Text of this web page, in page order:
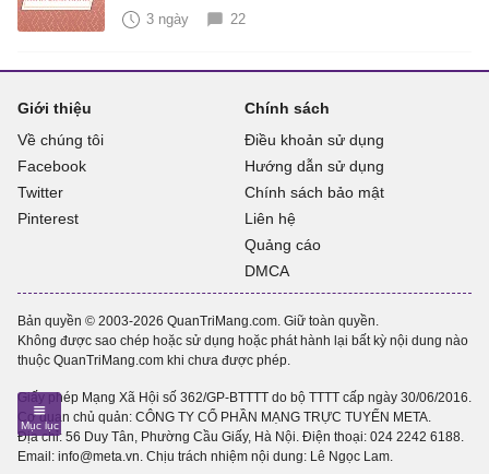
3 ngày 22
Giới thiệu
Về chúng tôi
Facebook
Twitter
Pinterest
Chính sách
Điều khoản sử dụng
Hướng dẫn sử dụng
Chính sách bảo mật
Liên hệ
Quảng cáo
DMCA
Bản quyền © 2003-2026 QuanTriMang.com. Giữ toàn quyền.
Không được sao chép hoặc sử dụng hoặc phát hành lại bất kỳ nội dung nào
thuộc QuanTriMang.com khi chưa được phép.
Giấy phép Mạng Xã Hội số 362/GP-BTTTT do bộ TTTT cấp ngày 30/06/2016.
Cơ quan chủ quản: CÔNG TY CỔ PHẦN MẠNG TRỰC TUYẾN META.
Địa chỉ: 56 Duy Tân, Phường Cầu Giấy, Hà Nội. Điện thoại: 024 2242 6188.
Email: info@meta.vn. Chịu trách nhiệm nội dung: Lê Ngọc Lam.